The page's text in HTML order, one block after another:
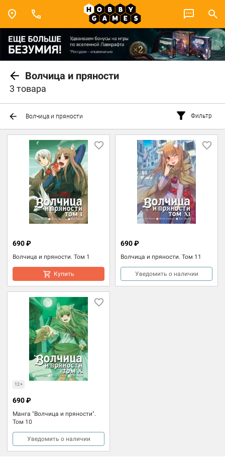
Волчица и пряности
3 товара
Волчица и пряности Фильтр
Волчица и пряности. Том 1
690 ₽
Купить
Волчица и пряности. Том 11
690 ₽
Уведомить о наличии
12+
Манга "Волчица и пряности".
Том 10
690 ₽
Уведомить о наличии